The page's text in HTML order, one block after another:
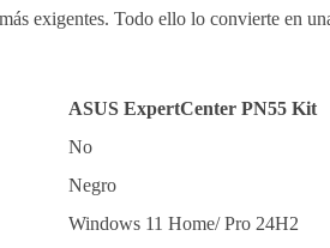
exigentes. Todo ello lo convierte en
ASUS ExpertCenter PN55 Kit
No
Negro
Windows 11 Home/ Pro 24H2